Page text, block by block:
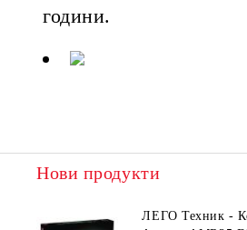
години.
Нови продукти
ЛЕГО Техник -